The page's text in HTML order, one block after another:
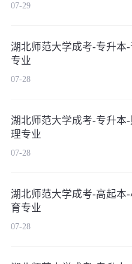
07-29
湖北师范大学成考-专升本
专业
07-28
湖北师范大学成考-专升本
理专业
07-28
湖北师范大学成考-高起本
育专业
07-28